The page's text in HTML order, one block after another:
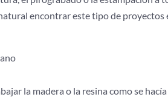
encontrar este tipo de proyectos
la madera o la resina como se